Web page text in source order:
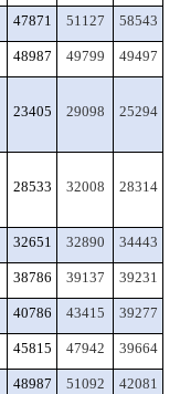
47871 51127 58543
48987 49799 49497
23405 29098 25294
28533 32008 28314
32651 32890 34443
38786 39137 39231
40786 43415 39277
45815 47942 39664
48987 51092 42081